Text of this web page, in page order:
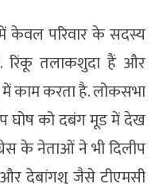
केवल परिवार के सदस्य
रिंकू तलाकशुदा हैं और
काम करता है. लोकसभा
घोष को दबंग मूड में देख
के नेताओं ने भी दिलीप
देबांगशु जैसे टीएमसी